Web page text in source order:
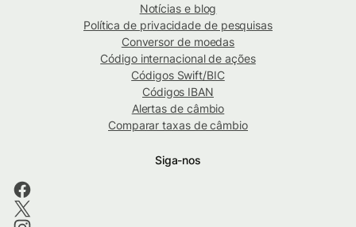
Notícias e blog
Política de privacidade de pesquisas
Conversor de moedas
Código internacional de ações
Códigos Swift/BIC
Códigos IBAN
Alertas de câmbio
Comparar taxas de câmbio
Siga-nos